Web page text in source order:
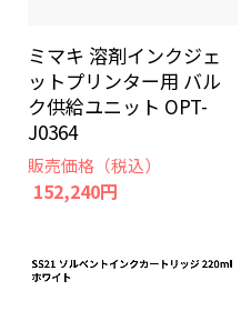
ミマキ 溶剤インクジェ
ットプリンター用 バル
ク供給ユニット OPT-
J0364
販売価格（税込）
152,240円